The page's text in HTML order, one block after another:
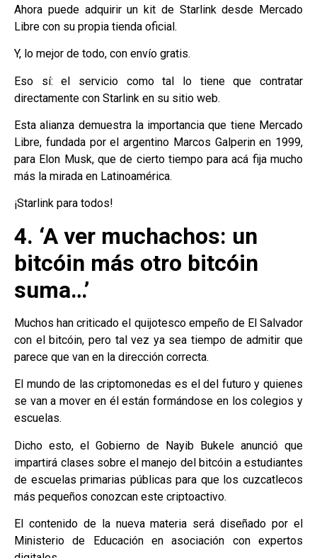
Ahora puede adquirir un kit de Starlink desde Mercado
Libre con su propia tienda oficial.
Y, lo mejor de todo, con envío gratis.
Eso sí: el servicio como tal lo tiene que contratar
directamente con Starlink en su sitio web.
Esta alianza demuestra la importancia que tiene Mercado
Libre, fundada por el argentino Marcos Galperin en 1999,
para Elon Musk, que de cierto tiempo para acá fija mucho
más la mirada en Latinoamérica.
¡Starlink para todos!
4. ‘A ver muchachos: un
bitcóin más otro bitcóin
suma…’
Muchos han criticado el quijotesco empeño de El Salvador
con el bitcóin, pero tal vez ya sea tiempo de admitir que
parece que van en la dirección correcta.
El mundo de las criptomonedas es el del futuro y quienes
se van a mover en él están formándose en los colegios y
escuelas.
Dicho esto, el Gobierno de Nayib Bukele anunció que
impartirá clases sobre el manejo del bitcóin a estudiantes
de escuelas primarias públicas para que los cuzcatlecos
más pequeños conozcan este criptoactivo.
El contenido de la nueva materia será diseñado por el
Ministerio de Educación en asociación con expertos